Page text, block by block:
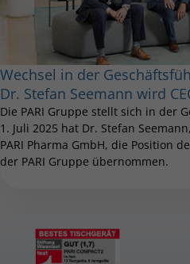
Wechsel in der
Dr. Stefan Seemann wird
Die PARI Gruppe stellt sich in der
1. Juli 2025 hat Dr. Stefan
PARI Pharma GmbH, die Position
der PARI Gruppe übernommen.